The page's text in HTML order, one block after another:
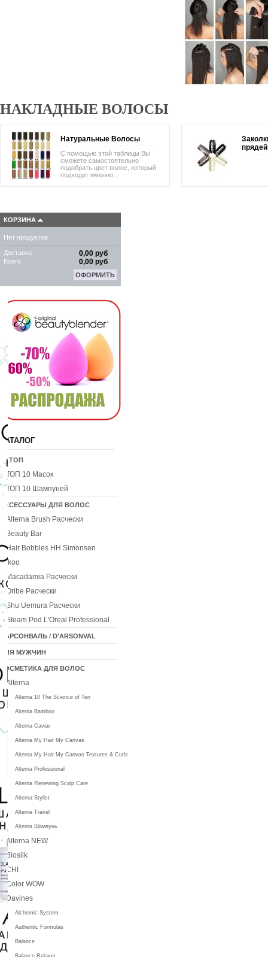
НАКЛАДНЫЕ ВОЛОСЫ
Натуральные Волосы
С помощью этой таблицы Вы
сможете самостоятельно
подобрать цвет волос, который
подходит именно...
прядей
КОРЗИНА
Нет продуктов
Доставка 0,00 руб
Всего 0,00 руб
ОФОРМИТЬ
КАТАЛОГ
10 ТОП
ТОП 10 Масок
ТОП 10 Шампуней
АКСЕССУАРЫ ДЛЯ ВОЛОС
Alterna Brush Расчески
Beauty Bar
Hair Bobbles HH Simonsen
Ikoo
Macadamia Расчески
Oribe Расчески
Shu Uemura Расчески
Steam Pod L'Oreal Professional
ДАРСОНВАЛЬ / D'ARSONVAL
ДЛЯ МУЖЧИН
КОСМЕТИКА ДЛЯ ВОЛОС
Alterna
Alterna 10 The Science of Ten
Alterna Bamboo
Alterna Caviar
Alterna My Hair My Canvas
Alterna My Hair My Canvas Textures & Curls
Alterna Professional
Alterna Renewing Scalp Care
Alterna Stylist
Alterna Travel
Alterna Шампунь
Alterna NEW
Biosilk
CHI
Color WOW
Davines
Alchemic System
Authentic Formulas
Balance
Balance Relaxer